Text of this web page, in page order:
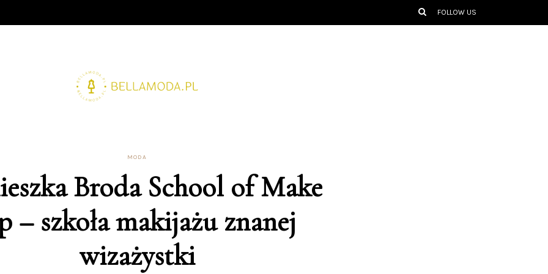
FOLLOW US
MODA
Broda School of Make
– szkoła makijażu znanej
wizażystki